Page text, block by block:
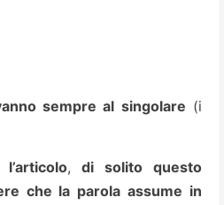
sempre al singolare (i
l’articolo,di solito questo
che la parola assume in